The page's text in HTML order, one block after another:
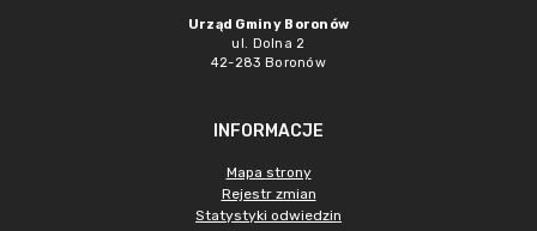
Urząd Gminy Boronów
ul. Dolna 2
42-283 Boronów
INFORMACJE
Mapa strony
Rejestr zmian
Statystyki odwiedzin